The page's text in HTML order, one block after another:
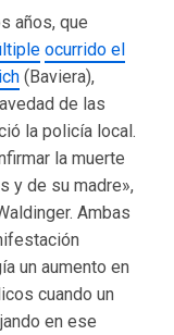
años, que
ocurrido el
(Baviera),
de las
la policía local.
la muerte
y de su madre»,
Ambas
un aumento en
cuando un
en ese